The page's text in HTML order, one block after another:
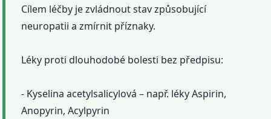
Cílem léčby je zvládnout stav způsobující
neuropatii a zmírnit příznaky.
Léky proti dlouhodobé bolesti bez předpisu:
- Kyselina acetylsalicylová – např. léky Aspirin,
Anopyrin, Acylpyrin